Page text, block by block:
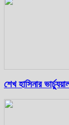
শেখ হাসিনার